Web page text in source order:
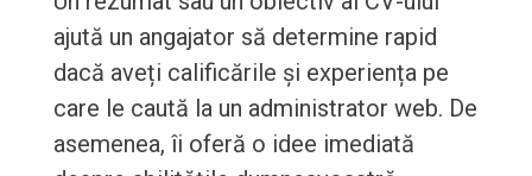
ajută un angajator să determine rapid
dacă aveți calificările și experiența pe
care le caută la un administrator web. De
asemenea, îi oferă o idee imediată